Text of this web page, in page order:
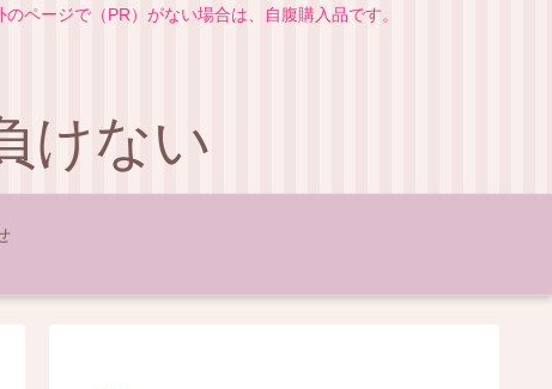
ページで（PR）がない場合は、自腹購入品です。
けない